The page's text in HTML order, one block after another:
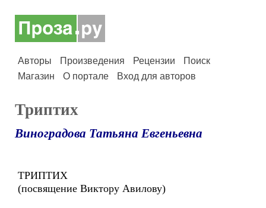
Авторы Произведения Рецензии
Поиск
Магазин
О портале Вход для авторов
Триптих
Виноградова Татьяна Евгеньевна
ТРИПТИХ
(посвящение Виктору Авилову)